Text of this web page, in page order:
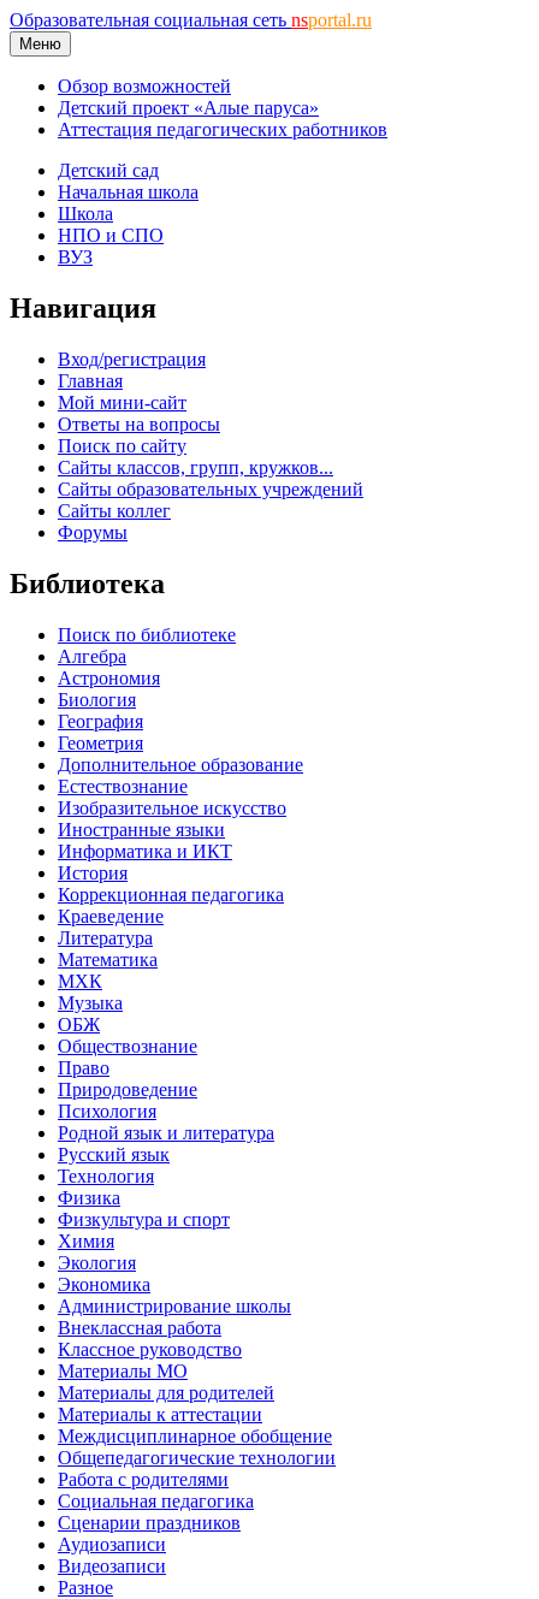
Образовательная социальная сеть nsportal.ru
Меню
Обзор возможностей
Детский проект «Алые паруса»
Аттестация педагогических работников
Детский сад
Начальная школа
Школа
НПО и СПО
ВУЗ
Навигация
Вход/регистрация
Главная
Мой мини-сайт
Ответы на вопросы
Поиск по сайту
Сайты классов, групп, кружков...
Сайты образовательных учреждений
Сайты коллег
Форумы
Библиотека
Поиск по библиотеке
Алгебра
Астрономия
Биология
География
Геометрия
Дополнительное образование
Естествознание
Изобразительное искусство
Иностранные языки
Информатика и ИКТ
История
Коррекционная педагогика
Краеведение
Литература
Математика
МХК
Музыка
ОБЖ
Обществознание
Право
Природоведение
Психология
Родной язык и литература
Русский язык
Технология
Физика
Физкультура и спорт
Химия
Экология
Экономика
Администрирование школы
Внеклассная работа
Классное руководство
Материалы МО
Материалы для родителей
Материалы к аттестации
Междисциплинарное обобщение
Общепедагогические технологии
Работа с родителями
Социальная педагогика
Сценарии праздников
Аудиозаписи
Видеозаписи
Разное